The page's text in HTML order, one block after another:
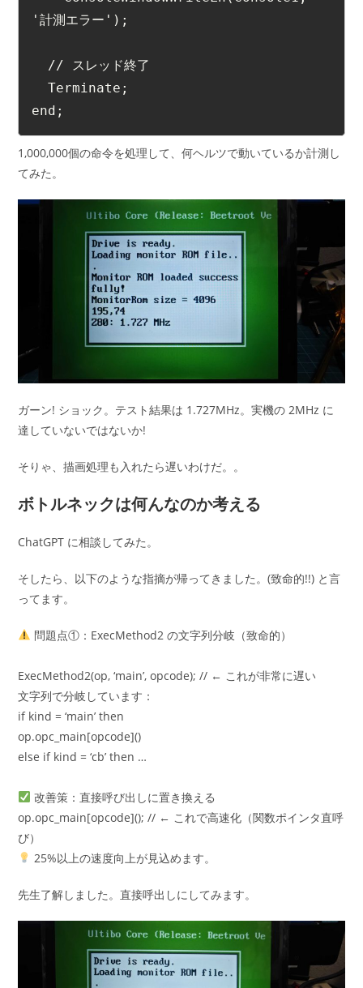
'計測エラー');
  // スレッド終了
  Terminate;
end;
1,000,000個の命令を処理して、何ヘルツで動いているか計測し
てみた。
ガーン! ショック。テスト結果は 1.727MHz。実機の 2MHz に
達していないではないか!
そりゃ、描画処理も入れたら遅いわけだ。。
ボトルネックは何んなのか考える
ChatGPT に相談してみた。
そしたら、以下のような指摘が帰ってきました。(致命的!!) と言
ってます。
問題点①：ExecMethod2 の文字列分岐（致命的）
ExecMethod2(op, ‘main’, opcode); // ← これが非常に遅い
文字列で分岐しています：
if kind = ‘main’ then
op.opc_main[opcode]()
else if kind = ‘cb’ then …
改善策：直接呼び出しに置き換える
op.opc_main[opcode](); // ← これで高速化（関数ポインタ直呼
び）
25%以上の速度向上が見込めます。
先生了解しました。直接呼出しにしてみます。